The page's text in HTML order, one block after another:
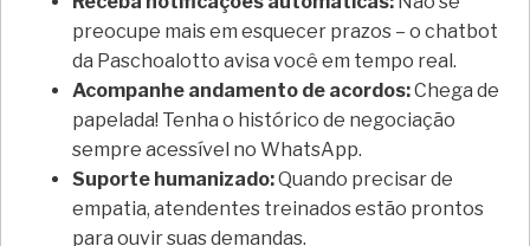
preocupe mais em esquecer prazos – o chatbot
da Paschoalotto avisa você em tempo real.
Acompanhe andamento de acordos:Chega de
papelada! Tenha o histórico de negociação
sempre acessível no WhatsApp.
Suporte humanizado:Quando precisar de
empatia, atendentes treinados estão prontos
para ouvir suas demandas.